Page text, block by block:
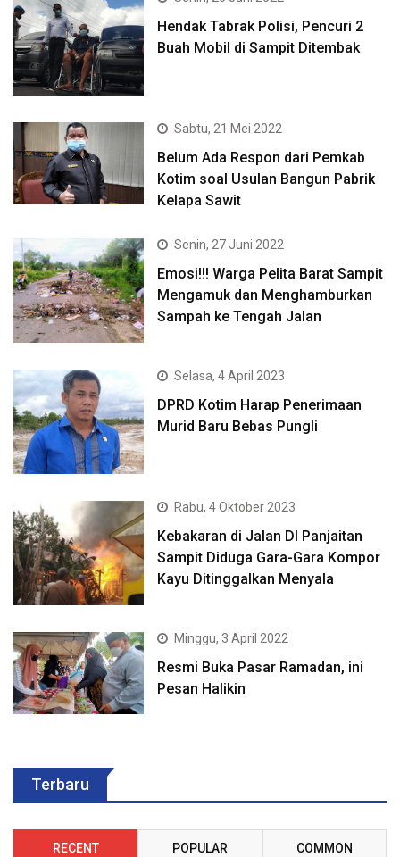
Hendak Tabrak Polisi, Pencuri 2
Buah Mobil di Sampit Ditembak
Sabtu, 21 Mei 2022
Belum Ada Respon dari Pemkab
Kotim soal Usulan Bangun Pabrik
Kelapa Sawit
Senin, 27 Juni 2022
Emosi!!! Warga Pelita Barat Sampit
Mengamuk dan Menghamburkan
Sampah ke Tengah Jalan
Selasa, 4 April 2023
DPRD Kotim Harap Penerimaan
Murid Baru Bebas Pungli
Rabu, 4 Oktober 2023
Kebakaran di Jalan DI Panjaitan
Sampit Diduga Gara-Gara Kompor
Kayu Ditinggalkan Menyala
Minggu, 3 April 2022
Resmi Buka Pasar Ramadan, ini
Pesan Halikin
Terbaru
RECENT POPULAR COMMON